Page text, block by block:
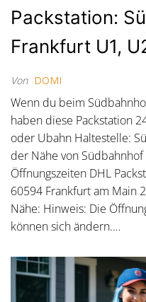
Packstation:
Frankfurt U1,
Von DOMI
Wenn du beim
haben diese Packstation
oder Ubahn Haltestelle:
der Nähe von
Öffnungszeiten DHL
60594 Frankfurt am Main
Nähe: Hinweis: Die
können sich ändern.…